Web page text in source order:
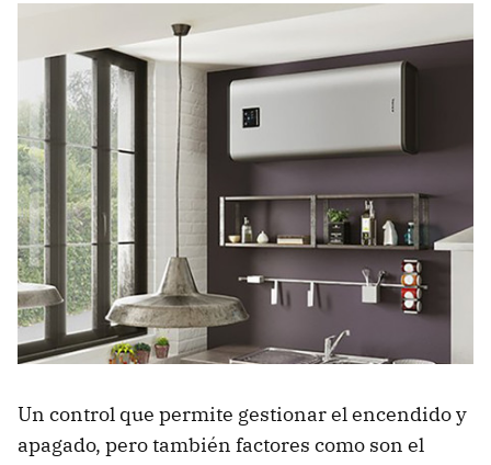
Un control que permite gestionar el encendido y
apagado, pero también factores como son el